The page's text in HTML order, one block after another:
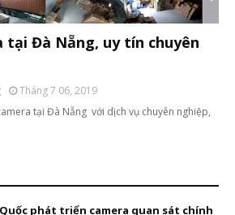
tại Đà Nẵng, uy tín chuyên
Tháng 7 06, 2019
tại Đà Nẵng với dịch vụ chuyên nghiệp,
phát triển camera quan sát chính